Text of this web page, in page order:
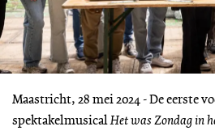
Maastricht, 28 mei 2024 - De eerste
spektakelmusicalHet was Zondag in